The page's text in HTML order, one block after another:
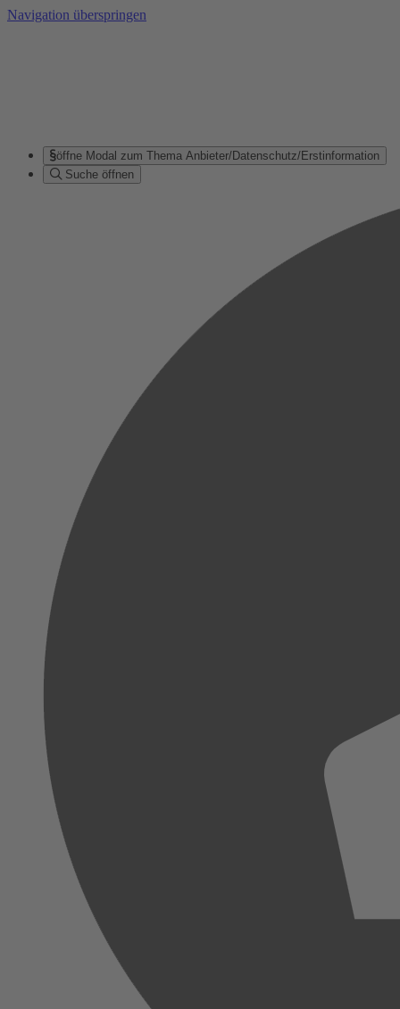
Navigation überspringen
öffne Modal zum Thema Anbieter/Datenschutz/Erstinformation
Suche öffnen